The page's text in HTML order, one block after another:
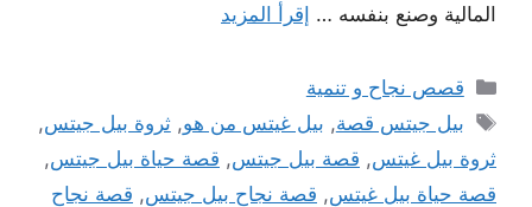
المالية وصنع بنفسه … إقرأ المزيد
التصنيفات
قصص نجاح و تنمية
الوسوم
بيل جيتس قصة, بيل غيتس من هو,ثروة بيل جيتس,
ثروة بيل غيتس, قصة بيل جيتس, قصة حياة بيل جيتس,
قصة حياة بيل غيتس, قصة نجاح بيل جيتس, قصة نجاح